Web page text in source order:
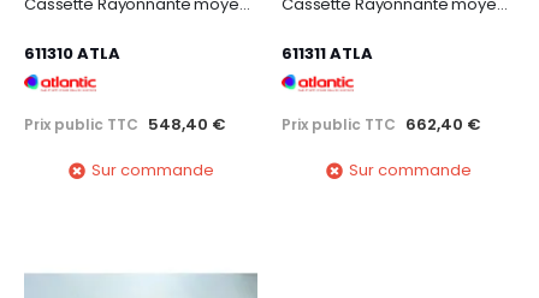
611310 ATLA
Prix public TTC 548,40 €
Sur commande
611311 ATLA
Prix public TTC 662,40 €
Sur commande